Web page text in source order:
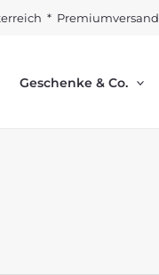
* Premiumversand
Geschenke & Co.